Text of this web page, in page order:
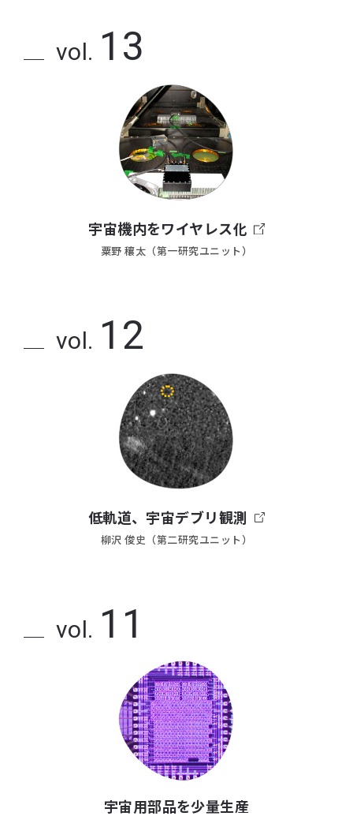
宇宙機内をワイヤレス化
vol. 13
粟野 穰太（第一研究ユニット）
低軌道、宇宙デブリ観測
vol. 12
柳沢 俊史（第二研究ユニット）
宇宙用部品を少量生産
vol. 11